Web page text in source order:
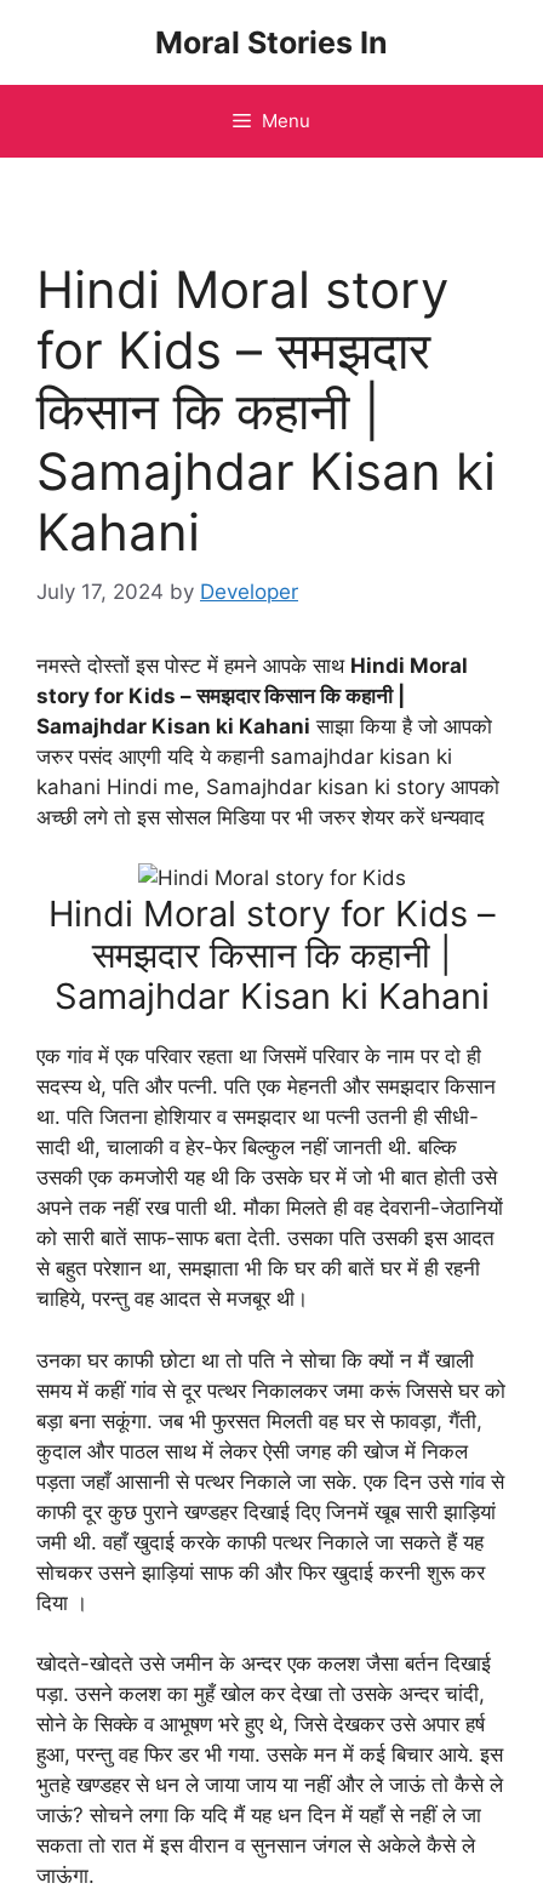
Moral Stories In
Menu
Hindi Moral story
for Kids – समझदार
किसान कि कहानी |
Samajhdar Kisan ki
Kahani
July 17, 2024 by Developer
नमस्ते दोस्तों इस पोस्ट में हमने आपके साथ Hindi Moral
story for Kids – समझदार किसान कि कहानी |
Samajhdar Kisan ki Kahani साझा किया है जो आपको
जरुर पसंद आएगी यदि ये कहानी samajhdar kisan ki
kahani Hindi me, Samajhdar kisan ki story आपको
अच्छी लगे तो इस सोसल मिडिया पर भी जरुर शेयर करें धन्यवाद
Hindi Moral story for Kids –
समझदार किसान कि कहानी |
Samajhdar Kisan ki Kahani
एक गांव में एक परिवार रहता था जिसमें परिवार के नाम पर दो ही
सदस्य थे, पति और पत्नी. पति एक मेहनती और समझदार किसान
था. पति जितना होशियार व समझदार था पत्नी उतनी ही सीधी-
सादी थी, चालाकी व हेर-फेर बिल्कुल नहीं जानती थी. बल्कि
उसकी एक कमजोरी यह थी कि उसके घर में जो भी बात होती उसे
अपने तक नहीं रख पाती थी. मौका मिलते ही वह देवरानी-जेठानियों
को सारी बातें साफ-साफ बता देती. उसका पति उसकी इस आदत
से बहुत परेशान था, समझाता भी कि घर की बातें घर में ही रहनी
चाहिये, परन्तु वह आदत से मजबूर थी।
उनका घर काफी छोटा था तो पति ने सोचा कि क्यों न मैं खाली
समय में कहीं गांव से दूर पत्थर निकालकर जमा करूं जिससे घर को
बड़ा बना सकूंगा. जब भी फुरसत मिलती वह घर से फावड़ा, गैंती,
कुदाल और पाठल साथ में लेकर ऐसी जगह की खोज में निकल
पड़ता जहाँ आसानी से पत्थर निकाले जा सके. एक दिन उसे गांव से
काफी दूर कुछ पुराने खण्डहर दिखाई दिए जिनमें खूब सारी झाड़ियां
जमी थी. वहाँ खुदाई करके काफी पत्थर निकाले जा सकते हैं यह
सोचकर उसने झाड़ियां साफ की और फिर खुदाई करनी शुरू कर
दिया ।
खोदते-खोदते उसे जमीन के अन्दर एक कलश जैसा बर्तन दिखाई
पड़ा. उसने कलश का मुहँ खोल कर देखा तो उसके अन्दर चांदी,
सोने के सिक्के व आभूषण भरे हुए थे, जिसे देखकर उसे अपार हर्ष
हुआ, परन्तु वह फिर डर भी गया. उसके मन में कई बिचार आये. इस
भुतहे खण्डहर से धन ले जाया जाय या नहीं और ले जाऊं तो कैसे ले
जाऊं? सोचने लगा कि यदि मैं यह धन दिन में यहाँ से नहीं ले जा
सकता तो रात में इस वीरान व सुनसान जंगल से अकेले कैसे ले
जाऊंगा.